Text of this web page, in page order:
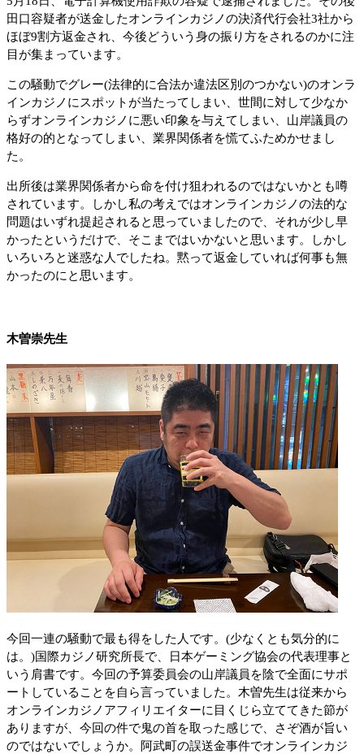
田口容疑者が送金したオンラインカジノの決済代行会社3社から
ほぼ9割方返金され、今後どういう身の振り方をされるのかに注
目が集まっています。
この騒動でグレー(法律的に合法か違法区別のつかない)のオンラ
インカジノにスポットが当たってしまい、世間に対して少なか
らずオンラインカジノに悪い印象を与えてしまい、山岸議員の
格好の的となってしまい、業界関係者を慌てふためかせまし
た。
出所後は業界関係者から命を付け狙われるのではないかとも噂
されています。しかし私の考えではオンラインカジノの法的な
問題はいずれ提起されると思っていましたので、それが少し早
かったというだけで、そこまではいかないと思います。しかし
いろいろと迷惑な人でしたね。黙って返金していれば何事も無
かったのにと思います。
木曽崇先生
今回一連の騒動で最も得をした人です。(少なくとも気分的に
は。)国際カジノ研究所長で、
日本ゲーミング協会の代表理事と
いう肩書です。今回の予算委員会の山岸議員を陰で全面にサポ
ートしていることを自ら言っていました。木曽先生は従来から
オンラインカジノアフィリエイターに目くじら立ててきた節が
ありますが、今回の件で鬼の首を取った感じで、さぞ酒が旨い
のではないでしょうか。阿武町の誤送金事件でオンラインカジ